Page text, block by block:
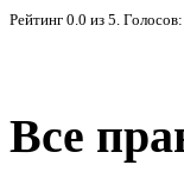
Рейтинг 0.0 из 5 . Голосов:
Все